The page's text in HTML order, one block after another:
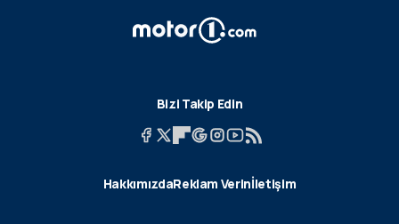
Bizi Takip Edin
HakkımızdaReklam Verinİletişim